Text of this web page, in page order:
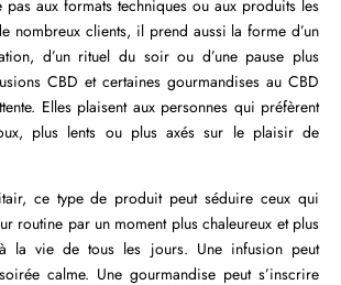
pas aux formats techniques ou aux produits les
nombreux clients, il prend aussi la forme d’un
d’un rituel du soir ou d’une pause plus
CBD et certaines gourmandises au CBD
Elles plaisent aux personnes qui préfèrent
plus lents ou plus axés sur le plaisir de
ce type de produit peut séduire ceux qui
routine par un moment plus chaleureux et plus
la vie de tous les jours. Une infusion peut
calme. Une gourmandise peut s’inscrire